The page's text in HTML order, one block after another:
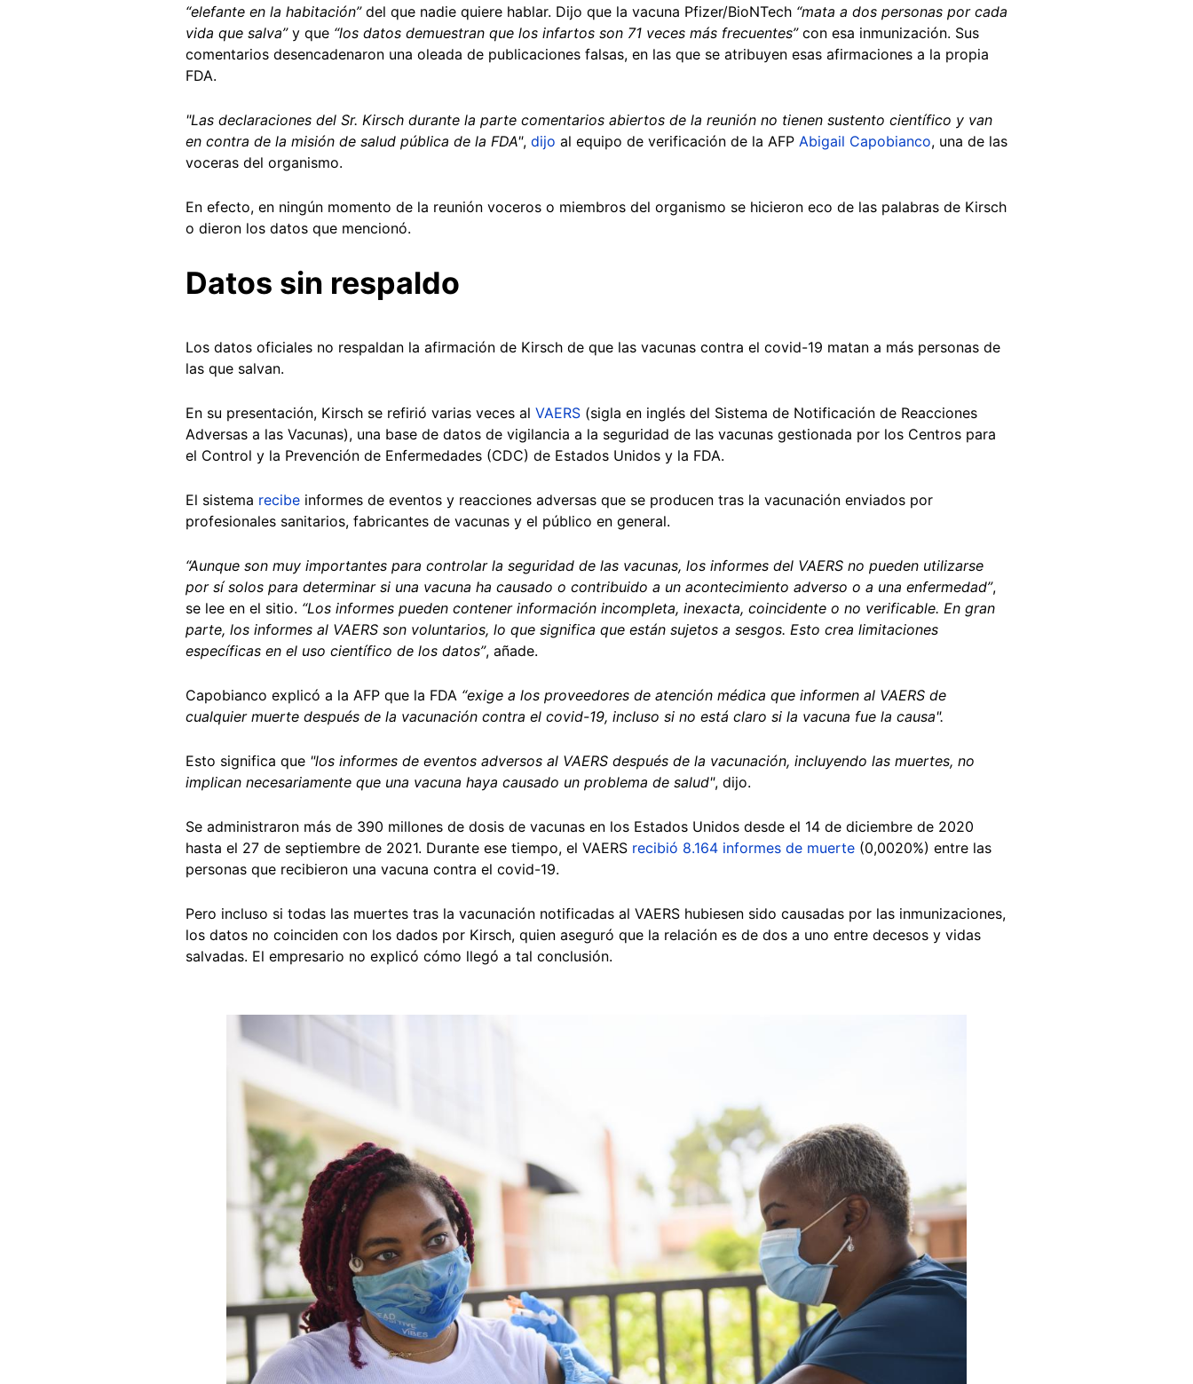
“elefante en la habitación” del que nadie quiere hablar. Dijo que la vacuna Pfizer/BioNTech “mata a dos personas por cada
vida que salva” y que “los datos demuestran que los infartos son 71 veces más frecuentes”con esa inmunización. Sus
comentarios desencadenaron una oleada de publicaciones falsas, en las que se atribuyen esas afirmaciones a la propia
FDA.
"Las declaraciones del Sr. Kirsch durante la parte comentarios abiertos de la reunión no tienen sustento científico y van
en contra de la misión de salud pública de la FDA", dijo al equipo de verificación de la AFP Abigail Capobianco, una de las
voceras del organismo.
En efecto, en ningún momento de la reunión voceros o miembros del organismo se hicieron eco de las palabras de Kirsch
o dieron los datos que mencionó.
Datos sin respaldo
Los datos oficiales no respaldan la afirmación de Kirsch de que las vacunas contra el covid-19 matan a más personas de
las que salvan.
En su presentación, Kirsch se refirió varias veces al VAERS (sigla en inglés del Sistema de Notificación de Reacciones
Adversas a las Vacunas), una base de datos de vigilancia a la seguridad de las vacunas gestionada por los Centros para
el Control y la Prevención de Enfermedades (CDC) de Estados Unidos y la FDA.
El sistema recibe informes de eventos y reacciones adversas que se producen tras la vacunación enviados por
profesionales sanitarios, fabricantes de vacunas y el público en general.
“Aunque son muy importantes para controlar la seguridad de las vacunas, los informes del VAERS no pueden utilizarse
por sí solos para determinar si una vacuna ha causado o contribuido a un acontecimiento adverso o a una enfermedad”,
se lee en el sitio. “Los informes pueden contener información incompleta, inexacta, coincidente o no verificable. En gran
parte, los informes al VAERS son voluntarios, lo que significa que están sujetos a sesgos. Esto crea limitaciones
específicas en el uso científico de los datos”, añade.
Capobianco explicó a la AFP que la FDA “exige a los proveedores de atención médica que informen al VAERS de
cualquier muerte después de la vacunación contra el covid-19, incluso si no está claro si la vacuna fue la causa".
Esto significa que "los informes de eventos adversos al VAERS después de la vacunación, incluyendo las muertes, no
implican necesariamente que una vacuna haya causado un problema de salud", dijo.
Se administraron más de 390 millones de dosis de vacunas en los Estados Unidos desde el 14 de diciembre de 2020
hasta el 27 de septiembre de 2021. Durante ese tiempo, el VAERS recibió 8.164 informes de muerte (0,0020%) entre las
personas que recibieron una vacuna contra el covid-19.
Pero incluso si todas las muertes tras la vacunación notificadas al VAERS hubiesen sido causadas por las inmunizaciones,
los datos no coinciden con los dados por Kirsch, quien aseguró que la relación es de dos a uno entre decesos y vidas
salvadas. El empresario no explicó cómo llegó a tal conclusión.